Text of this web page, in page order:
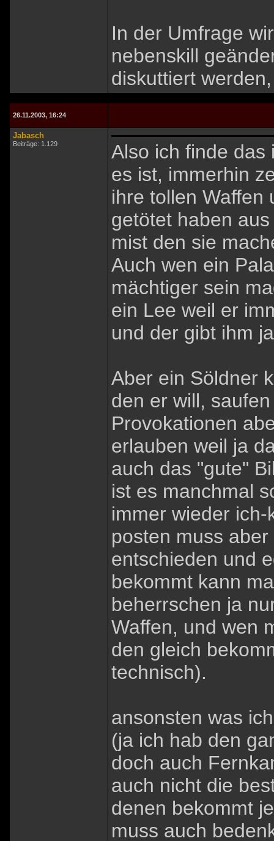
In der Umfrage
nebenskill
diskuttiert
26.11.2003, 16:24
Jabasch
Beiträge: 1.129
Also ich finde das
es ist, immerhin
ihre tollen Waffen
getötet haben
mist den sie
Auch wen ein
mächtiger sein
ein Lee weil er
und der gibt ihm
Aber ein Söldner
den er will,
Provokationen
erlauben weil ja
auch das "gute"
ist es manchmal
immer wieder
posten muss
entschieden und
bekommt kann
beherrschen ja
Waffen, und wen
den gleich
technisch).
ansonsten was
(ja ich hab den
doch auch
auch nicht die
denen bekommt
muss auch